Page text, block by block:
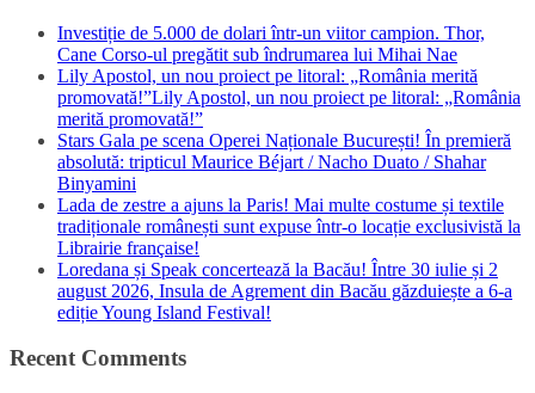
Investiție de 5.000 de dolari într-un viitor campion. Thor,
Cane Corso-ul pregătit sub îndrumarea lui Mihai Nae
Lily Apostol, un nou proiect pe litoral: „România merită
promovată!”Lily Apostol, un nou proiect pe litoral: „România
merită promovată!”
Stars Gala pe scena Operei Naționale București! În premieră
absolută: tripticul Maurice Béjart / Nacho Duato / Shahar
Binyamini
Lada de zestre a ajuns la Paris! Mai multe costume și textile
tradiționale românești sunt expuse într-o locație exclusivistă la
Librairie française!
Loredana și Speak concertează la Bacău! Între 30 iulie și 2
august 2026, Insula de Agrement din Bacău găzduiește a 6-a
ediție Young Island Festival!
Recent Comments